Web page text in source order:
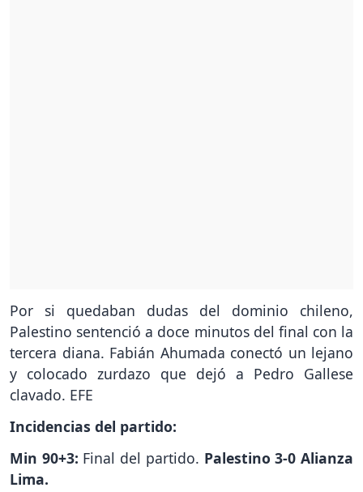
Por si quedaban dudas del dominio chileno,
Palestino sentenció a doce minutos del final con la
tercera diana. Fabián Ahumada conectó un lejano
y colocado zurdazo que dejó a Pedro Gallese
clavado. EFE
Incidencias del partido:
Min 90+3: Final del partido. Palestino 3-0 Alianza
Lima.